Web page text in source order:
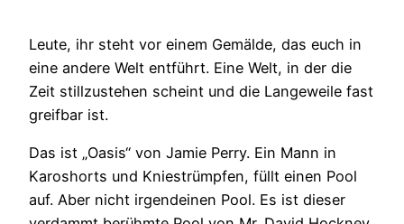
Leute, ihr steht vor einem Gemälde, das euch in
eine andere Welt entführt. Eine Welt, in der die
Zeit stillzustehen scheint und die Langeweile fast
greifbar ist.
Das ist „Oasis“ von Jamie Perry. Ein Mann in
Karoshorts und Kniestrümpfen, füllt einen Pool
auf. Aber nicht irgendeinen Pool. Es ist dieser